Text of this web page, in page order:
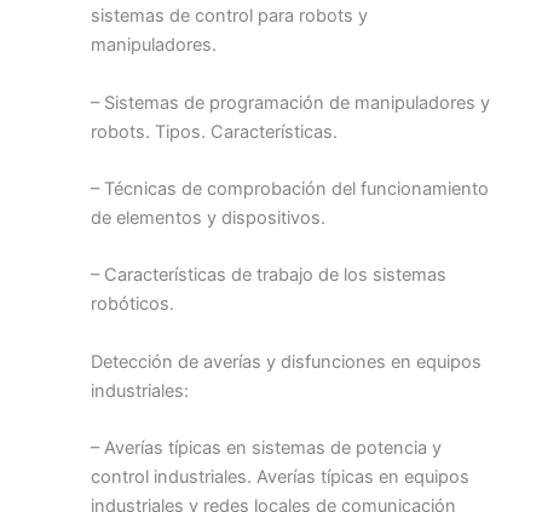
sistemas de control para robots y
manipuladores.
– Sistemas de programación de manipuladores y
robots. Tipos. Características.
– Técnicas de comprobación del funcionamiento
de elementos y dispositivos.
– Características de trabajo de los sistemas
robóticos.
Detección de averías y disfunciones en equipos
industriales:
– Averías típicas en sistemas de potencia y
control industriales. Averías típicas en equipos
industriales y redes locales de comunicación